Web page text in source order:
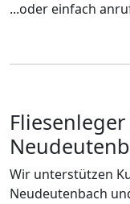
...oder einfach
Wir unterstützen
Neudeutenbach